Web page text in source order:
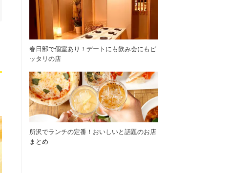
春日部で個室あり！デートにも飲み会にもピ
ッタリの店
所沢でランチの定番！おいしいと話題のお店
まとめ